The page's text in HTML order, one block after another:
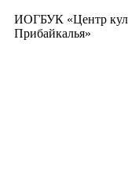
ИОГБУК «Центр
Прибайкалья»